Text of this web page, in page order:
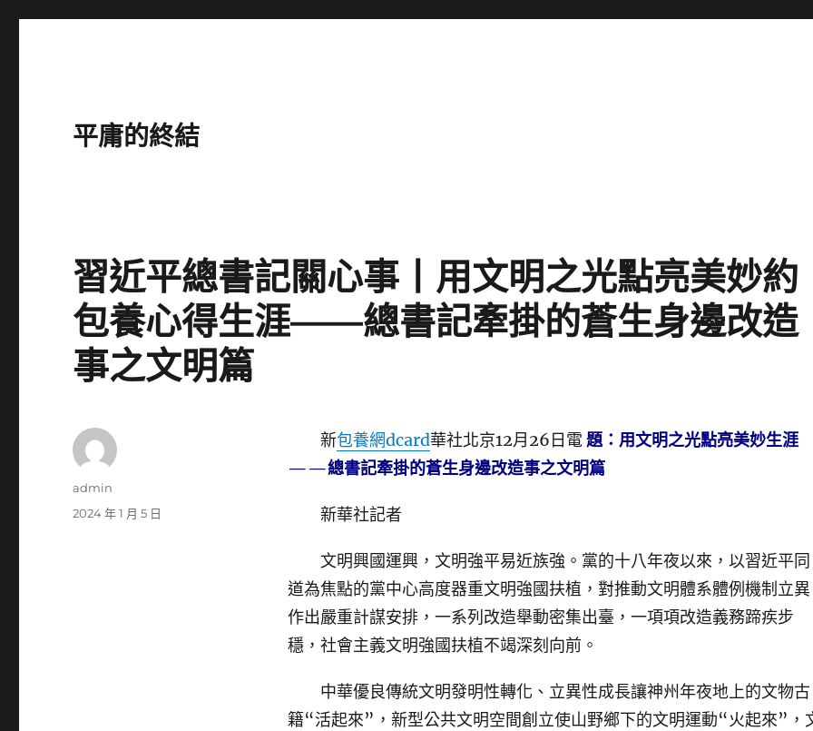
平庸的終結
習近平總書記關心事丨用文明之光點亮美妙約
包養心得生涯——總書記牽掛的蒼生身邊改造
事之文明篇
新包養網dcard華社北京12月26日電題：用文明之光點亮美妙生涯
——總書記牽掛的蒼生身邊改造事之文明篇
新華社記者
文明興國運興，文明強平易近族強。黨的十八年夜以來，以習近平同
道為焦點的黨中心高度器重文明強國扶植，對推動文明體系體例機制立異
作出嚴重計謀安排，一系列改造舉動密集出臺，一項項改造義務蹄疾步
穩，社會主義文明強國扶植不竭深刻向前。
中華優良傳統文明發明性轉化、立異性成長讓神州年夜地上的文物古
籍“活起來”，新型公共文明空間創立使山野鄉下的文明運動“火起來”，
作
admin
發
2024 年 1 月 5 日